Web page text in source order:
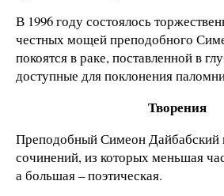
В 1996 году состоялось
честных мощей преподобного
покоятся в раке, поставленной в
доступные для поклонения
Творения
Преподобный Симеон Дайбабский
сочинений, из которых меньшая
а большая – поэтическая.